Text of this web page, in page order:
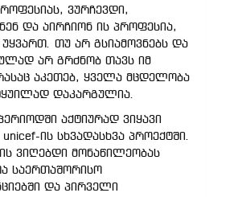
ვურჩევდი,
და აირჩიონ ის პროფესია,
თუ არ გსიამოვნებს და
არ გრძნობ თავს იმ
აკეთებ, ყველა მცდელობა
დაკარგულია.
აქტიურად ვიყავი
ის სხვადასხვა პროექტში.
ვიღებდი მონაწილეობას
საერთაშორისო
და პირველი